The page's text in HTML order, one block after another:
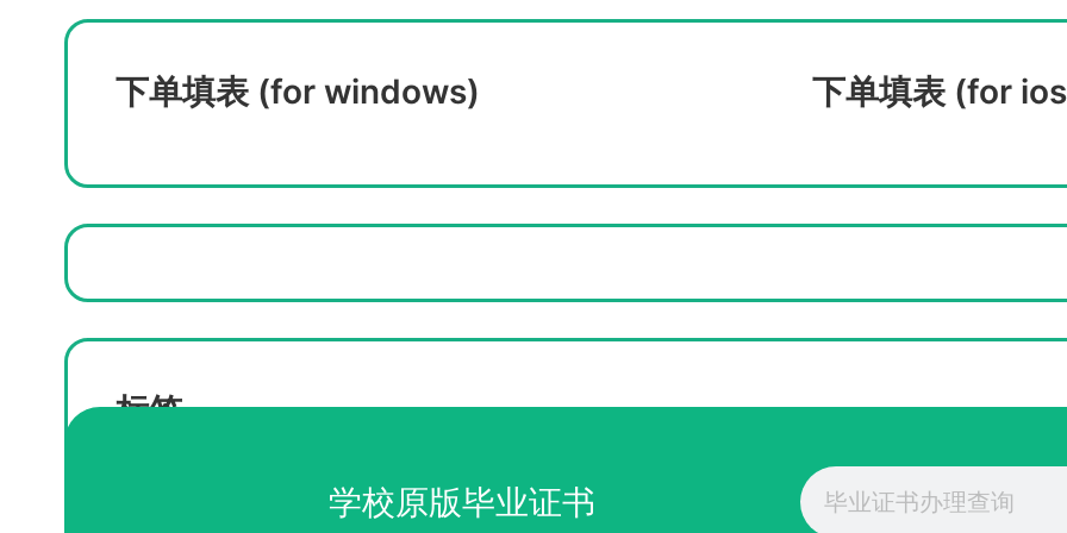
下单填表 (for windows) 下单填表 (for
标签
学校原版毕业证书
Search